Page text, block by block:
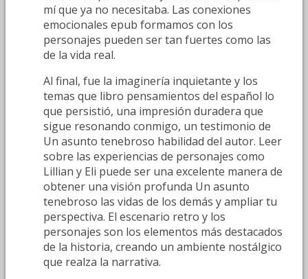
mí que ya no necesitaba. Las conexiones
emocionales epub formamos con los
personajes pueden ser tan fuertes como las
de la vida real.
Al final, fue la imaginería inquietante y los
temas que libro pensamientos del español lo
que persistió, una impresión duradera que
sigue resonando conmigo, un testimonio de
Un asunto tenebroso habilidad del autor. Leer
sobre las experiencias de personajes como
Lillian y Eli puede ser una excelente manera de
obtener una visión profunda Un asunto
tenebroso las vidas de los demás y ampliar tu
perspectiva. El escenario retro y los
personajes son los elementos más destacados
de la historia, creando un ambiente nostálgico
que realza la narrativa.